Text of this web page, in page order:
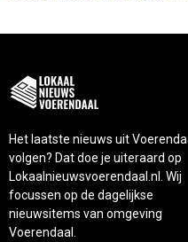
Het laatste nieuws uit
volgen? Dat doe je uiteraard op
Lokaalnieuwsvoerendaal.nl. Wij
focussen op de dagelijkse
nieuwsitems van omgeving
Voerendaal.